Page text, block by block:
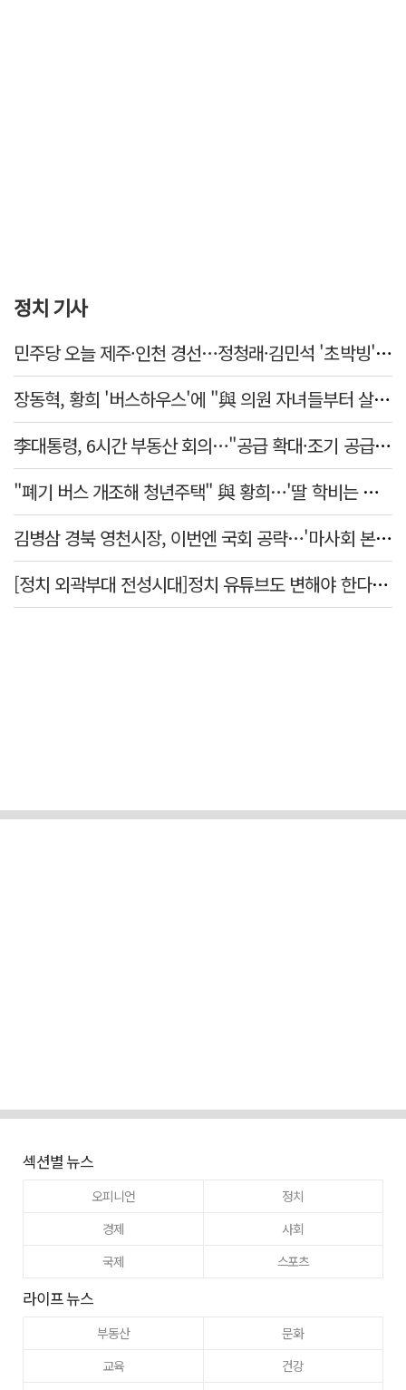
정치 기사
민주당 오늘 제주·인천 경선…정청래·김민석 '초박빙' 승부
장동혁, 황희 '버스하우스'에 "與 의원 자녀들부터 살아보면 어떨까?"
李대통령, 6시간 부동산 회의…"공급 확대·조기 공급 과감히 실천"
"폐기 버스 개조해 청년주택" 與 황희…'딸 학비는 年 4200만원'
김병삼 경북 영천시장, 이번엔 국회 공략…'마사회 본사 이전·광역교통망 확충' 요청
[정치 외곽부대 전성시대]정치 유튜브도 변해야 한다 "화합과 존중"
섹션별 뉴스
오피니언
정치
경제
사회
국제
스포츠
라이프 뉴스
부동산
문화
교육
건강